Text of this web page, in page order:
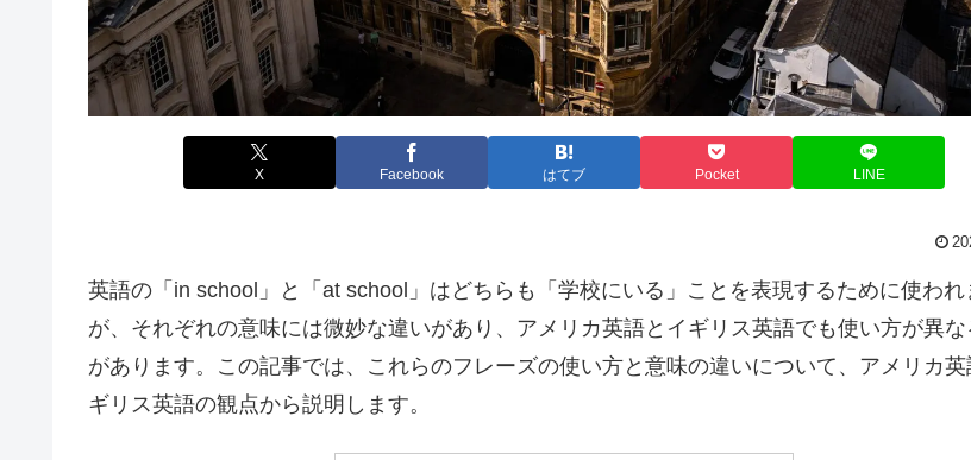
X Facebook はてブ Pocket LINE
英語の「in school」と「at school」はどちらも「学校にいる」ことを表現するために使われ
が、それぞれの意味には微妙な違いがあり、アメリカ英語とイギリス英語でも使い方が異な
があります。この記事では、これらのフレーズの使い方と意味の違いについて、アメリカ英
ギリス英語の観点から説明します。